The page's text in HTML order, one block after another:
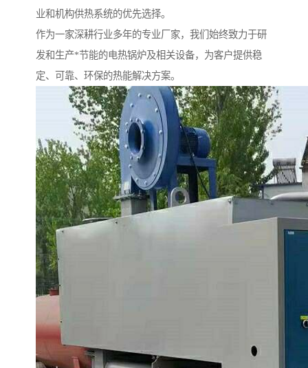
业和机构供热系统的优先选择。
作为一家深耕行业多年的专业厂家，我们始终致力于研
发和生产*节能的电热锅炉及相关设备，为客户提供稳
定、可靠、环保的热能解决方案。